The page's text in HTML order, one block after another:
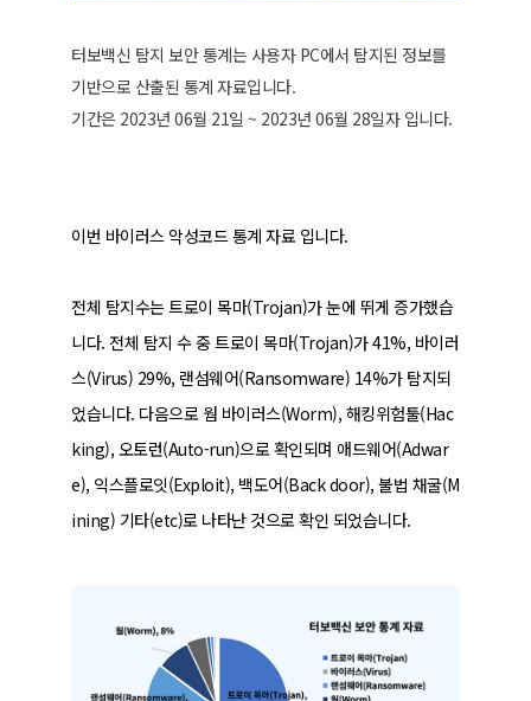
터보백신 탐지 보안 통계는 사용자 PC에서 탐지된 정보를
기반으로 산출된 통계 자료입니다.
기간은 2023년 06월 21일 ~ 2023년 06월 28일자 입니다.
이번 바이러스 악성코드 통계 자료 입니다.
전체 탐지수는 트로이 목마(Trojan)가 눈에 뛰게 증가했습
니다. 전체 탐지 수 중 트로이 목마(Trojan)가 41%, 바이러
스(Virus) 29%, 랜섬웨어(Ransomware) 14%가 탐지되
었습니다. 다음으로 웜 바이러스(Worm), 해킹위험툴(Hac
king), 오토런(Auto-run)으로 확인되며 애드웨어(Adwar
e), 익스플로잇(Exploit), 백도어(Back door), 불법 채굴(M
ining) 기타(etc)로 나타난 것으로 확인 되었습니다.